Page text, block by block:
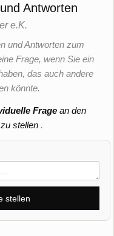
Antworten
e.K.
und Antworten zum
Frage, wenn Sie ein
das auch andere
könnte.
Frage an den
stellen .
stellen